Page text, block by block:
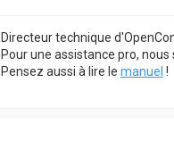
Directeur technique
Pour une assistance pro,
Pensez aussi à lire le manuel !